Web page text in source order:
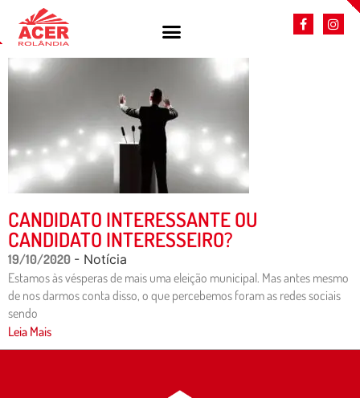
CANDIDATO INTERESSANTE OU
CANDIDATO INTERESSEIRO?
19/10/2020 - Notícia
Estamos às vésperas de mais uma eleição municipal. Mas antes mesmo
de nos darmos conta disso, o que percebemos foram as redes sociais
sendo
Leia Mais